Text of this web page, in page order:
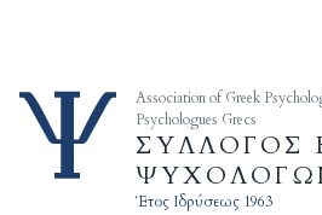
Association of Greek
Psychologues Grecs
ΣΥΛΛΟΓΟΣ
Έτος Ιδρύσεως 1963